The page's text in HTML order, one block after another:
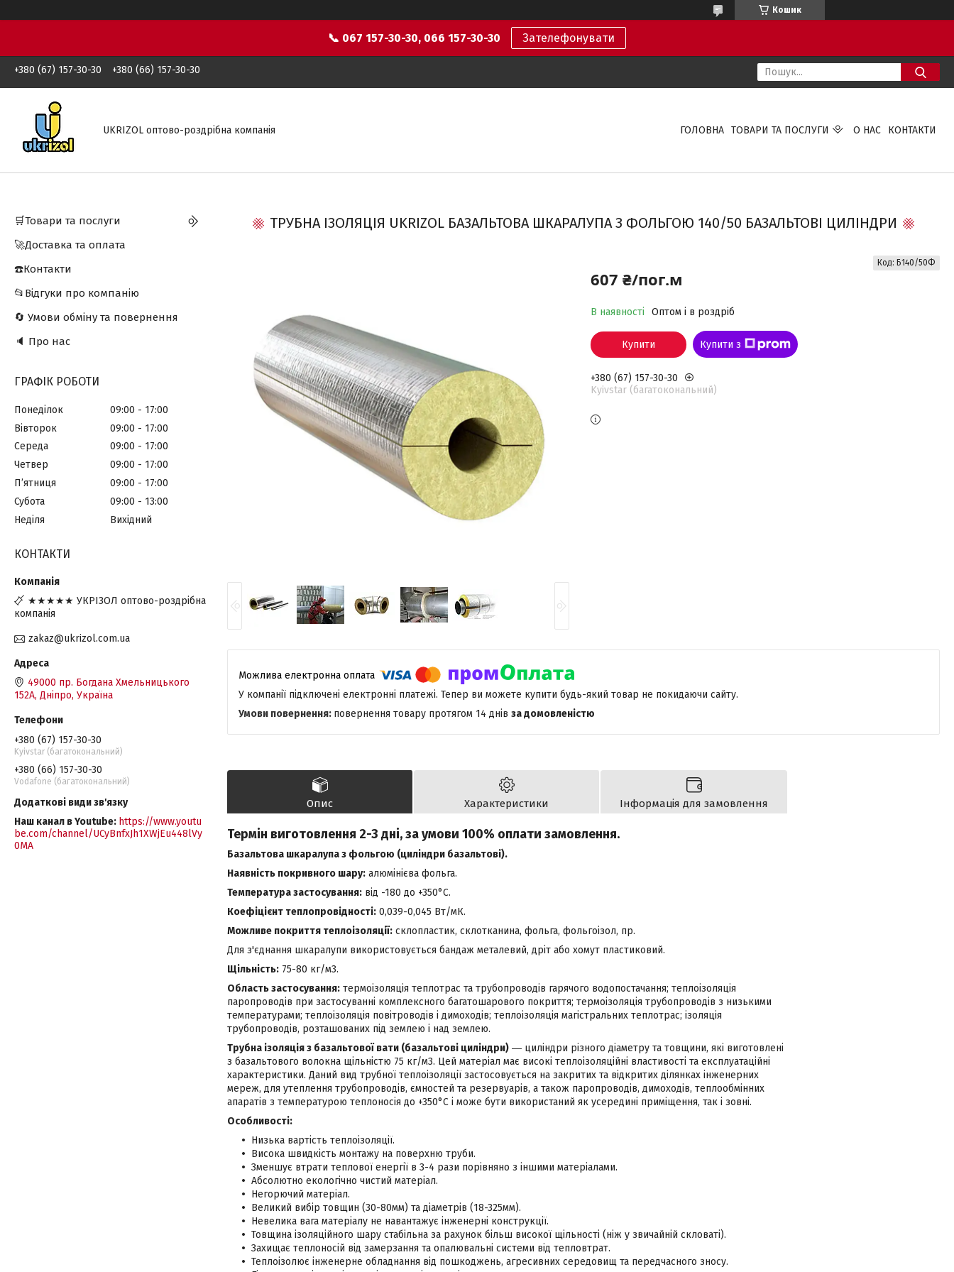
Кошик
📞 067 157-30-30, 066 157-30-30 Зателефонувати
+380 (67) 157-30-30 +380 (66) 157-30-30
UKRIZOL оптово-роздрібна компанія ГОЛОВНА ТОВАРИ ТА ПОСЛУГИ О НАС КОНТАКТИ
ТРУБНА ІЗОЛЯЦІЯ UKRIZOL БАЗАЛЬТОВА ШКАРАЛУПА З ФОЛЬГОЮ 140/50 БАЗАЛЬТОВІ ЦИЛІНДРИ
607 ₴/пог.м
В наявності Оптом і в роздріб
Код: Б140/50Ф
Купити Купити з
+380 (67) 157-30-30
Kyivstar (багатокональний)
У компанії підключені електронні платежі. Тепер ви можете купити будь-який товар не покидаючи сайту.
повернення товару протягом 14 днів за домовленістю
Опис Характеристики Інформація для замовлення
Термін виготовлення 2-3 дні, за умови 100% оплати замовлення.
Базальтова шкаралупа з фольгою (циліндри базальтові).
Наявність покривного шару: алюмінієва фольга.
Температура застосування: від -180 до +350°С.
Коефіцієнт теплопровідності: 0,039-0,045 Вт/мК.
Можливе покриття теплоізоляції: склопластик, склотканина, фольга, фольгоізол, пр.
Для з'єднання шкаралупи використовується бандаж металевий, дріт або хомут пластиковий.
Щільність: 75-80 кг/м3.
Область застосування: термоізоляція теплотрас та трубопроводів гарячого водопостачання; теплоізоляція
паропроводів при застосуванні комплексного багатошарового покриття; термоізоляція трубопроводів з низькими
температурами; теплоізоляція повітроводів і димоходів; теплоізоляція магістральних теплотрас; ізоляція
трубопроводів, розташованих під землею і над землею.
Трубна ізоляція з базальтової вати (базальтові циліндри) ― циліндри різного діаметру та товщини, які виготовлені
з базальтового волокна щільністю 75 кг/м3. Цей матеріал має високі теплоізоляційні властивості та експлуатаційні
характеристики. Даний вид трубної теплоізоляції застосовується на закритих та відкритих ділянках інженерних
мереж, для утеплення трубопроводів, ємностей та резервуарів, а також паропроводів, димоходів, теплообмінних
апаратів з температурою теплоносія до +350°С і може бути використаний як усередині приміщення, так і зовні.
Особливості:
Низька вартість теплоізоляції.
Висока швидкість монтажу на поверхню труби.
Зменшує втрати теплової енергії в 3-4 рази порівняно з іншими матеріалами.
Абсолютно екологічно чистий матеріал.
Негорючий матеріал.
Великий вибір товщин (30-80мм) та діаметрів (18-325мм).
Невелика вага матеріалу не навантажує інженерні конструкції.
Товщина ізоляційного шару стабільна за рахунок більш високої щільності (ніж у звичайній скловаті).
Захищає теплоносій від замерзання та опалювальні системи від тепловтрат.
Теплоізолює інженерне обладнання від пошкоджень, агресивних середовищ та передчасного зносу.
🛒Товари та послуги
🚀Доставка та оплата
☎️Контакти
📂Відгуки про компанію
🔄 Умови обміну та повернення
🔈 Про нас
ГРАФІК РОБОТИ
Понеділок 09:00
17:00
Вівторок
09:00
17:00
Середа
09:00
17:00
Четвер
09:00
17:00
Пʼятниця
09:00
17:00
Субота
09:00
13:00
Неділя
Вихідний
КОНТАКТИ
★★★★★ УКРІЗОЛ оптово-роздрібна
компанія
zakaz@ukrizol.com.ua
49000 пр. Богдана Хмельницького
152А, Дніпро, Україна
+380 (67) 157-30-30
Kyivstar (багатокональний)
+380 (66) 157-30-30
Vodafone (багатокональний)
Наш канал в Youtube https://www.youtu
be.com/channel/UCyBnfxJh1XWjEu448lVy
0MA